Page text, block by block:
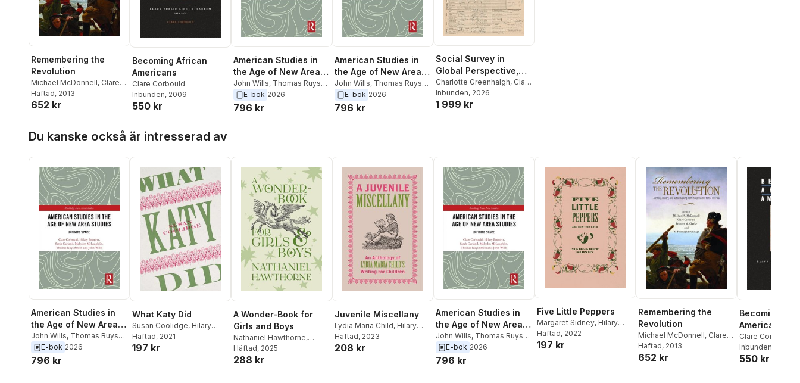
Remembering the
Revolution
Michael McDonnell, Clare
Corbould,Frances M.
Clarke,W Fitzhugh
Häftad, 2013
652 kr
Becoming African
Americans
Clare Corbould
Inbunden, 2009
550 kr
American Studies in
the Age of New Area
Studies
John Wills, Thomas Ruys
Smith,Malcolm McLaughlin
Sarah Garland
E-bok 2026
796 kr
American Studies in
the Age of New Area
Studies
John Wills, Thomas Ruys
Smith,Malcolm McLaughlin
Sarah Garland
E-bok 2026
796 kr
Social Survey in
Global Perspective,
1900-2020s
Charlotte Greenhalgh, Clare
Corbould, Warwick
Anderson
Inbunden, 2026
1 999 kr
Du kanske också är intresserad av
American Studies in
the Age of New Area
Studies
John Wills, Thomas Ruys
Smith,Malcolm McLaughlin
Sarah Garland
E-bok 2026
796 kr
What Katy Did
Susan Coolidge, Hilary
Emmett ,Thomas Ruys
Smith
Häftad, 2021
197 kr
A Wonder-Book for
Girls and Boys
Nathaniel Hawthorne,
Thomas Ruys Smith
Emmett
Häftad, 2025
288 kr
Juvenile Miscellany
Lydia Maria Child, Hilary
Emmett ,Thomas Ruys
Smith
Häftad, 2023
208 kr
American Studies in
the Age of New Area
Studies
John Wills, Thomas Ruys
Smith,Malcolm McLaughlin
Sarah Garland
E-bok 2026
796 kr
Five Little Peppers
Margaret Sidney, Hilary
Emmett ,Thomas Ruys
Smith
Häftad, 2022
197 kr
Remembering the
Revolution
Michael McDonnell, Clare
Corbould,Frances M.
Clarke,W Fitzhugh
Häftad, 2013
652 kr
Becoming
Americans
Clare Corbould
Inbunden
550 kr